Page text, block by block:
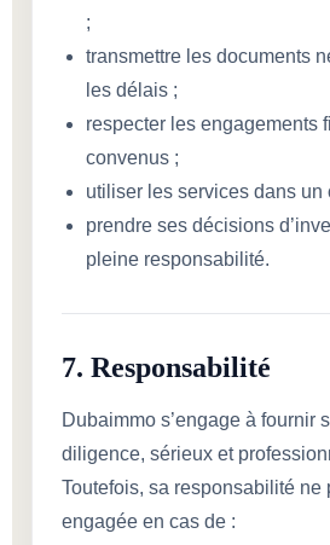
;
transmettre les documents
les délais ;
respecter les engagements
convenus ;
utiliser les services dans un
prendre ses décisions
pleine responsabilité.
7. Responsabilité
Dubaimmo s’engage à fournir
diligence, sérieux et
Toutefois, sa responsabilité ne
engagée en cas de :